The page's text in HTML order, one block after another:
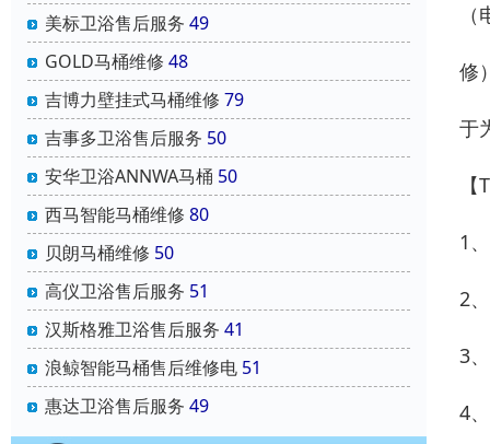
美标卫浴售后服务 49
GOLD马桶维修 48
吉博力壁挂式马桶维修 79
吉事多卫浴售后服务 50
安华卫浴ANNWA马桶 50
西马智能马桶维修 80
贝朗马桶维修 50
高仪卫浴售后服务 51
汉斯格雅卫浴售后服务 41
浪鲸智能马桶售后维修电 51
惠达卫浴售后服务 49
修
于
1
2
3
4